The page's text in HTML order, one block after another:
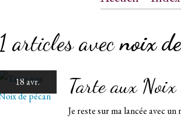
1 articles avecnoix
18 avr. Tarte aux Noix
Je reste sur ma lancée avec